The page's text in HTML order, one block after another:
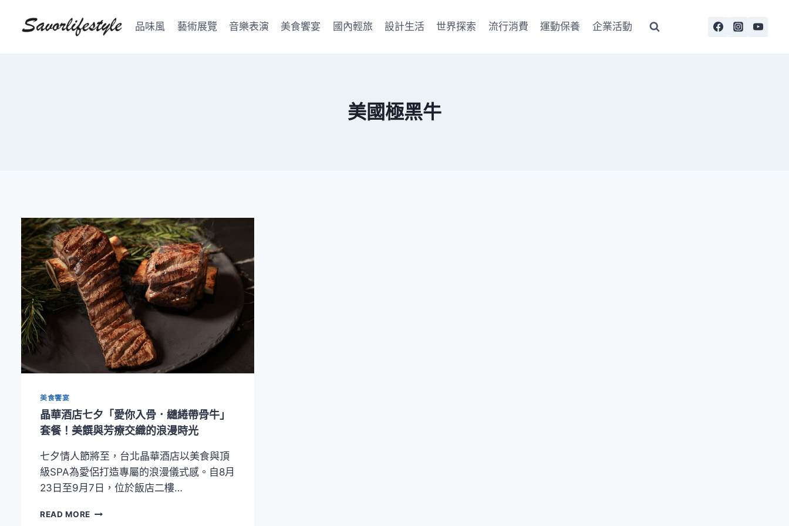
品味風 藝術展覽 音樂表演 美食饗宴 國內輕旅 設計生活 世界探索 流行消費 運動保養 企業活動
美國極黑牛
美食饗宴
晶華酒店七夕「愛你入骨．繾綣帶骨牛」
套餐！美饌與芳療交織的浪漫時光
七夕情人節將至，台北晶華酒店以美食與頂
級SPA為愛侶打造專屬的浪漫儀式感。自8月
23日至9月7日，位於飯店二樓…
READ MORE